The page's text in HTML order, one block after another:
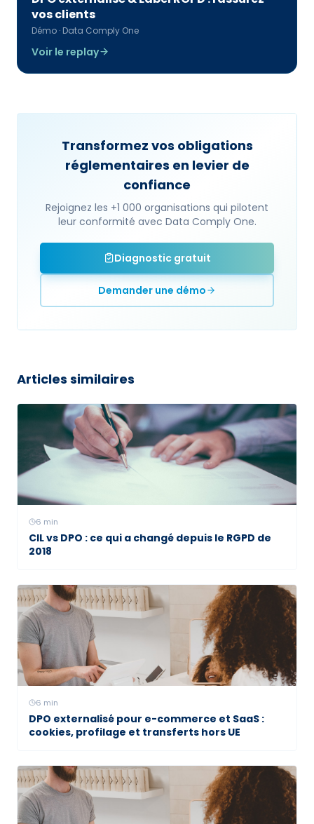
vos clients
Démo · Data Comply One
Voir le replay
Transformez vos obligations
réglementaires en levier de
confiance
Rejoignez les +1 000 organisations qui pilotent
leur conformité avec Data Comply One.
Diagnostic gratuit
Demander une démo
Articles similaires
6 min
CIL vs DPO : ce qui a changé depuis le RGPD de
2018
6 min
DPO externalisé pour e-commerce et SaaS :
cookies, profilage et transferts hors UE